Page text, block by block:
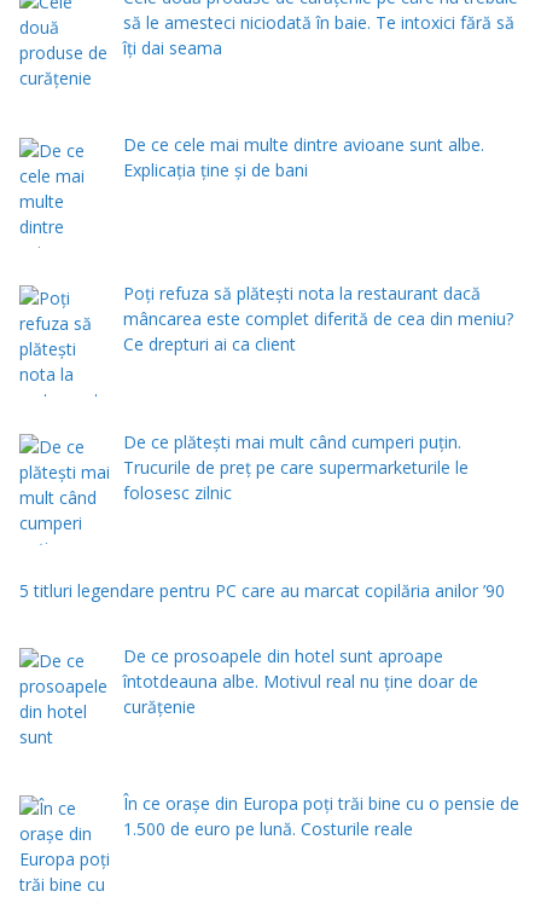
să le amesteci niciodată în baie. Te intoxici fără să
îţi dai seama
De ce cele mai multe dintre avioane sunt albe.
Explicația ține și de bani
Poți refuza să plătești nota la restaurant dacă
mâncarea este complet diferită de cea din meniu?
Ce drepturi ai ca client
De ce plătești mai mult când cumperi puțin.
Trucurile de preț pe care supermarketurile le
folosesc zilnic
5 titluri legendare pentru PC care au marcat copilăria anilor ’90
De ce prosoapele din hotel sunt aproape
întotdeauna albe. Motivul real nu ține doar de
curățenie
În ce orașe din Europa poți trăi bine cu o pensie de
1.500 de euro pe lună. Costurile reale